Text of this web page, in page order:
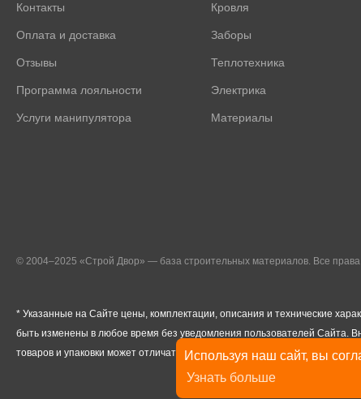
Используя наш сайт, вы
Узнать больше
Контакты
Оплата и доставка
Отзывы
Программа лояльности
Услуги манипулятора
Кровля
Заборы
Теплотехника
Электрика
Материалы
© 2004–2025 «Строй Двор» — база строительных материалов. Все
* Указанные на Сайте цены, комплектации, описания и технические
быть изменены в любое время без уведомления пользователей Сайта.
товаров и упаковки может отличаться от изображенных на Сайте.